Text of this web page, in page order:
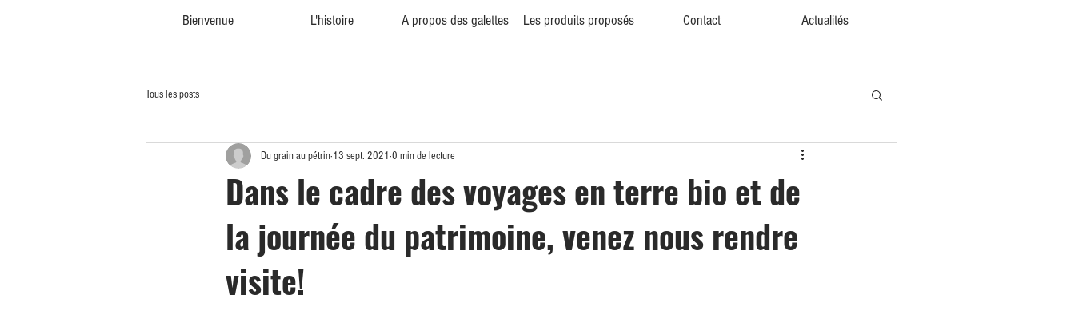
Bienvenue L'histoire A propos des galettes Les produits proposés Contact Actualités
Tous les posts
Dans le cadre des voyages en terre bio et de
la journée du patrimoine, venez nous rendre
visite!
Du grain au pétrin 13 sept. 2021 0 min de lecture